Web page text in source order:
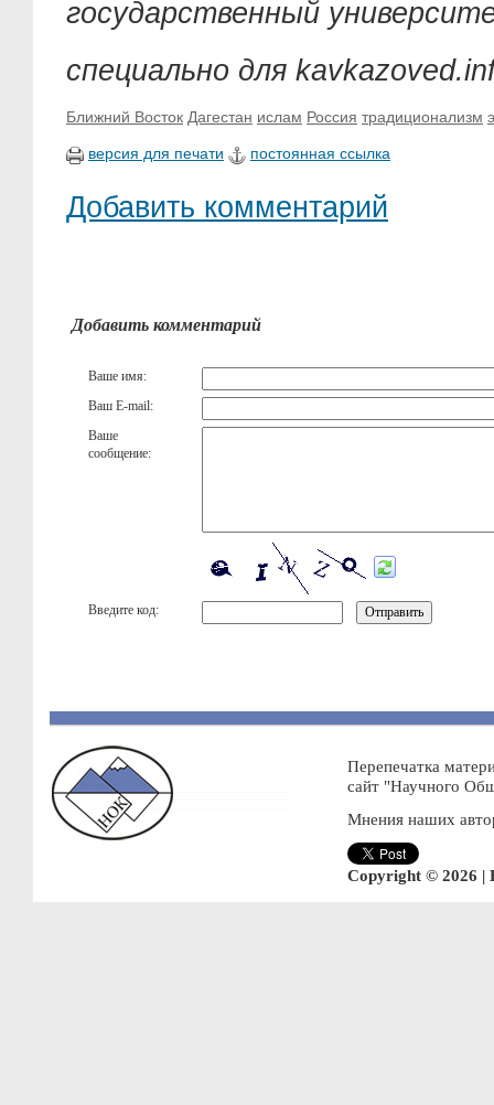
государственный
специально для
Ближний Восток Дагестан ислам Россия традиционализм
версия для печати постоянная ссылка
Добавить комментарий
Добавить комментарий
Ваше имя:
Ваш E-mail:
Ваше
сообщение:
Введите код:
Перепечатка
сайт "Научного
Мнения наших
Copyright © 2026